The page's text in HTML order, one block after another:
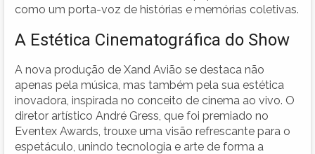
como um porta-voz de histórias e memórias coletivas.
A Estética Cinematográfica do Show
A nova produção de Xand Avião se destaca não
apenas pela música, mas também pela sua estética
inovadora, inspirada no conceito de cinema ao vivo. O
diretor artístico André Gress, que foi premiado no
Eventex Awards, trouxe uma visão refrescante para o
espetáculo, unindo tecnologia e arte de forma a